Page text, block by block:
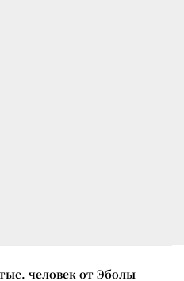
человек от Эболы